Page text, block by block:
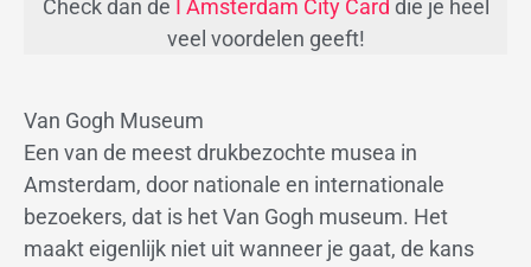
Check dan de I Amsterdam City Card die je heel
veel voordelen geeft!
Van Gogh Museum
Een van de meest drukbezochte musea in
Amsterdam, door nationale en internationale
bezoekers, dat is het Van Gogh museum. Het
maakt eigenlijk niet uit wanneer je gaat, de kans